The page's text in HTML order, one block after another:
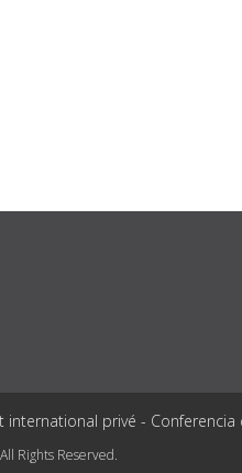
privé -
Rights Reserved.